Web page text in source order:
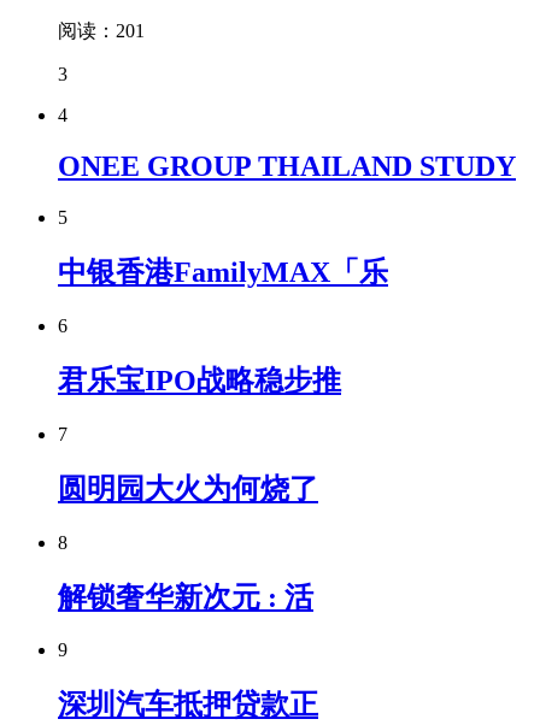
阅读：201
3
4
ONEE GROUP THAILAND STUDY
5
中银香港FamilyMAX「乐
6
君乐宝IPO战略稳步推
7
圆明园大火为何烧了
8
解锁奢华新次元 : 活
9
深圳汽车抵押贷款正